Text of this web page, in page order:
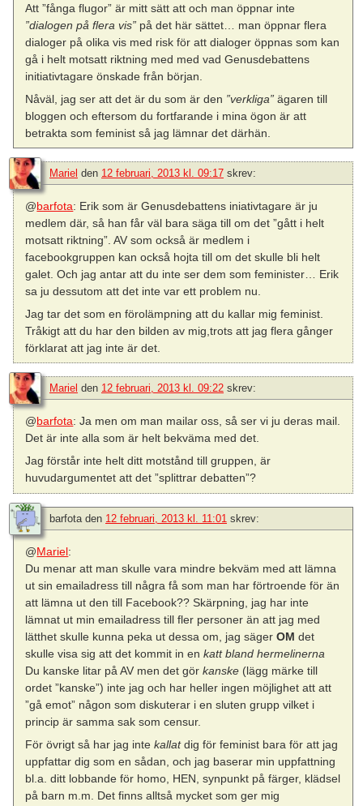
Att ”fånga flugor” är mitt sätt att och man öppnar inte
”dialogen på flera vis” på det här sättet… man öppnar flera
dialoger på olika vis med risk för att dialoger öppnas som kan
gå i helt motsatt riktning med med vad Genusdebattens
initiativtagare önskade från början.
Nåväl, jag ser att det är du som är den ”verkliga” ägaren till
bloggen och eftersom du fortfarande i mina ögon är att
betrakta som feminist så jag lämnar det därhän.
Mariel den 12 februari, 2013 kl. 09:17 skrev:
@barfota: Erik som är Genusdebattens iniativtagare är ju
medlem där, så han får väl bara säga till om det ”gått i helt
motsatt riktning”. AV som också är medlem i
facebookgruppen kan också hojta till om det skulle bli helt
galet. Och jag antar att du inte ser dem som feminister… Erik
sa ju dessutom att det inte var ett problem nu.
Jag tar det som en förolämpning att du kallar mig feminist.
Tråkigt att du har den bilden av mig,trots att jag flera gånger
förklarat att jag inte är det.
Mariel den 12 februari, 2013 kl. 09:22 skrev:
@barfota: Ja men om man mailar oss, så ser vi ju deras mail.
Det är inte alla som är helt bekväma med det.
Jag förstår inte helt ditt motstånd till gruppen, är
huvudargumentet att det ”splittrar debatten”?
barfota den 12 februari, 2013 kl. 11:01 skrev:
@Mariel:
Du menar att man skulle vara mindre bekväm med att lämna
ut sin emailadress till några få som man har förtroende för än
att lämna ut den till Facebook?? Skärpning, jag har inte
lämnat ut min emailadress till fler personer än att jag med
lätthet skulle kunna peka ut dessa om, jag sägerOM det
skulle visa sig att det kommit in enkatt bland hermelinerna
Du kanske litar på AV men det görkanske (lägg märke till
ordet ”kanske”) inte jag och har heller ingen möjlighet att att
”gå emot” någon som diskuterar i en sluten grupp vilket i
princip är samma sak som censur.
För övrigt så har jag intekallatdig för feminist bara för att jag
uppfattar dig som en sådan, och jag baserar min uppfattning
bl.a. ditt lobbande för homo, HEN, synpunkt på färger, klädsel
på barn m.m. Det finns alltså mycket som ger mig